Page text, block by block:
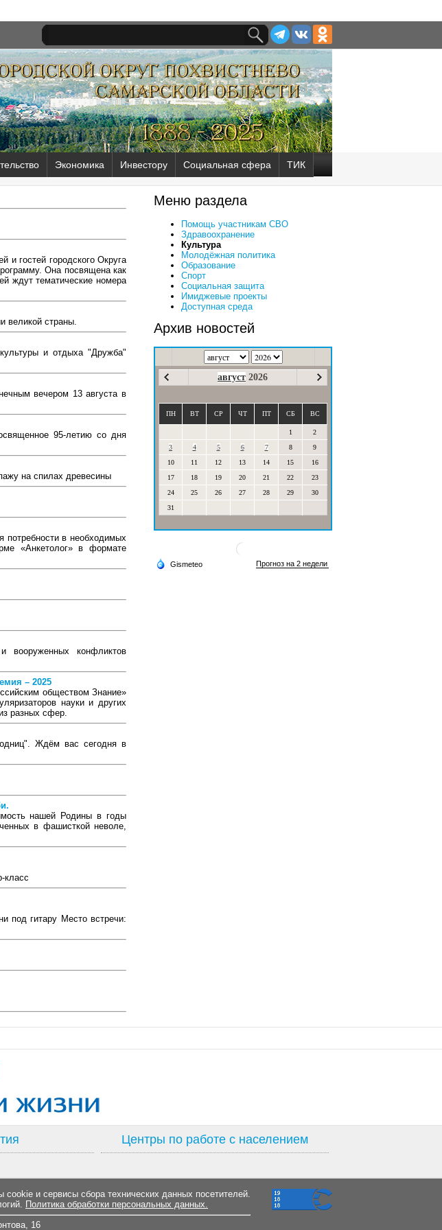
Экономика Инвестору Социальная сфера ТИК
и гостей городского Округа
Она посвящена как
ждут тематические номера
великой страны.
и отдыха "Дружба"
вечером 13 августа в
95-летию со дня
на спилах древесины
потребности в необходимых
«Анкетолог» в формате
конфликтов
– 2025
обществом Знание»
науки и других
разных сфер.
Ждём вас сегодня в
нашей Родины в годы
в фашисткой неволе,
класс
под гитару Место встречи:
Меню раздела
Помощь участникам СВО
Здравоохранение
Культура
Молодёжная политика
Образование
Спорт
Социальная защита
Имиджевые проекты
Доступная среда
Архив новостей
август 2026
ПН ВТ СР ЧТ ПТ СБ ВС
1
2
3
4 5 6 7 8
9
10
11 12 13 14 15
16
17
18 19 20 21 22
23
24
25 26 27 28 29
30
31
Центры по работе с населением
и сервисы сбора технических данных посетителей.
Политика обработки персональных данных.
16